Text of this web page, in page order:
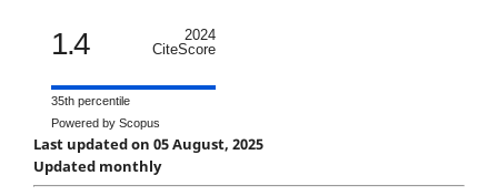
1.4
2024
CiteScore
35th percentile
Powered by Scopus
Last updated on 05 August, 2025
Updated monthly